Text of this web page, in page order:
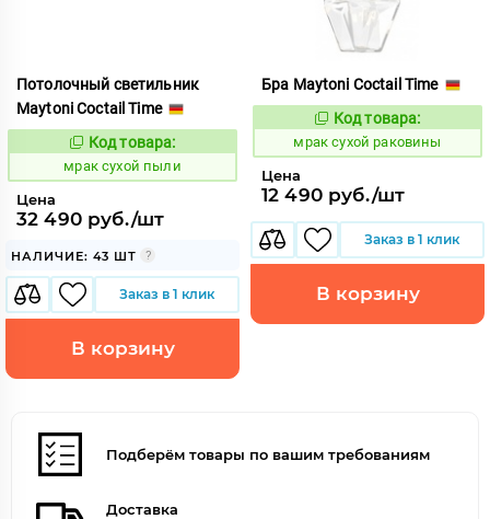
Потолочный светильник
Maytoni Coctail Time
Код:
1059326
Код товара:
мрак сухой пыли
Цена
32 490 руб./шт
НАЛИЧИЕ: 43 ШТ
Заказ в 1 клик
В корзину
Бра Maytoni Coctail Time
Код:
1059328
Код товара:
мрак сухой раковины
Цена
12 490 руб./шт
Заказ в 1 клик
В корзину
Подберём товары по вашим требованиям
Доставка